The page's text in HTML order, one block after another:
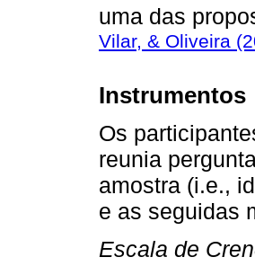
uma das
Vilar, & Oliveira
Instrumentos
Os
reunia
amostra (i.e.,
e as seguidas
Escala de